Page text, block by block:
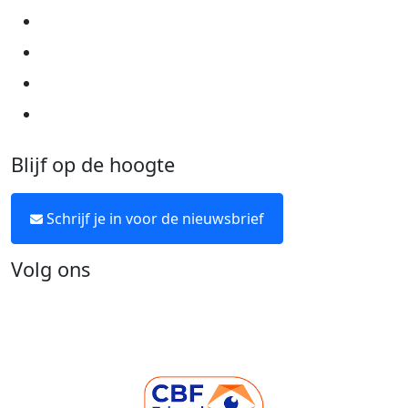
Blijf op de hoogte
Schrijf je in voor de nieuwsbrief
Volg ons